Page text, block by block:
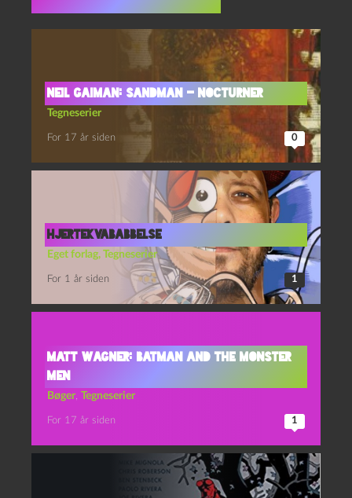
Neil Gaiman: Sandman – Nocturner
Tegneserier
For 17 år siden 0
Hjertekvababbelse
Eget forlag, Tegneserier
For 1 år siden 1
Matt Wagner: Batman and the Monster
Men
Bøger, Tegneserier
For 17 år siden 1